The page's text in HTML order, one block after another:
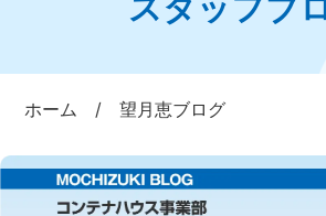
ホーム /望月恵ブログ